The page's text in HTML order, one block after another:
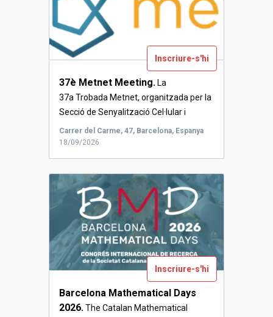
Inscriure-s'hi
37è Metnet Meeting. La
37a Trobada Metnet, organitzada per la
Secció de Senyalització Cel·lular i
Metab...
Carrer del Carme, 47, Barcelona, Espanya
18/09/2026
Inscriure-s'hi
Barcelona Mathematical Days
2026.The Catalan Mathematical